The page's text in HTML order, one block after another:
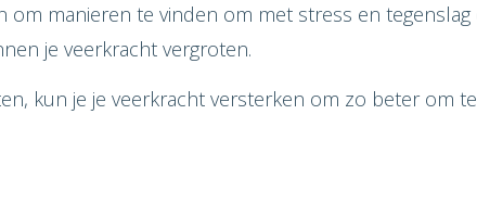
om manieren te vinden om met stress en
je veerkracht vergroten.
kun je je veerkracht versterken om zo beter om